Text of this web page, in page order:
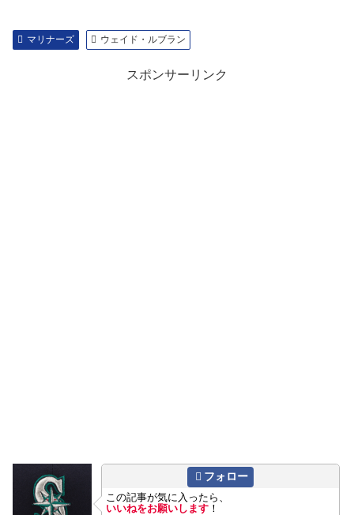
マリナーズ ウェイド・ルブラン
スポンサーリンク
フォロー
この記事が気に入ったら、
いいねをお願いします ！